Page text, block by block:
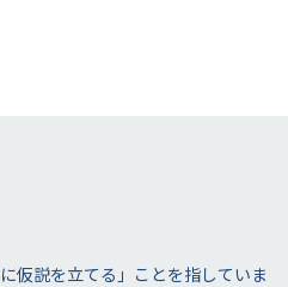
説を立てる」ことを指していま